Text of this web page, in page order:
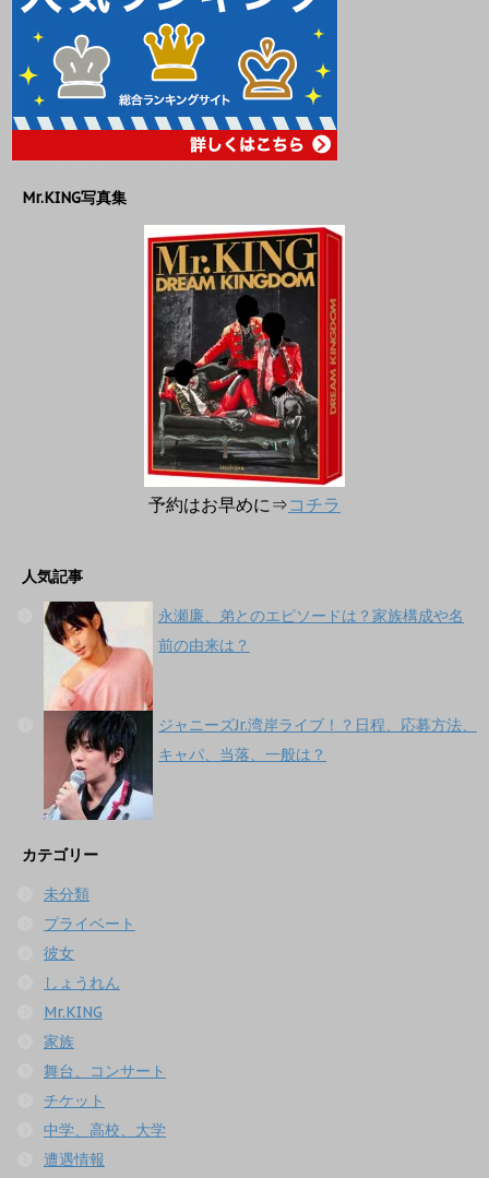
Mr.KING写真集
予約はお早めに⇒コチラ
人気記事
永瀬廉、弟とのエピソードは？家族構成や名
前の由来は？
ジャニーズJr.湾岸ライブ！？日程、応募方法、
キャパ、当落、一般は？
カテゴリー
未分類
プライベート
彼女
しょうれん
Mr.KING
家族
舞台、コンサート
チケット
中学、高校、大学
遭遇情報